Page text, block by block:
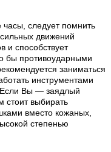
следует помнить
движений
и способствует
бы противоударными
заниматься
инструментами
Если Вы — заядлый
стоит выбирать
вместо кожаных,
степенью